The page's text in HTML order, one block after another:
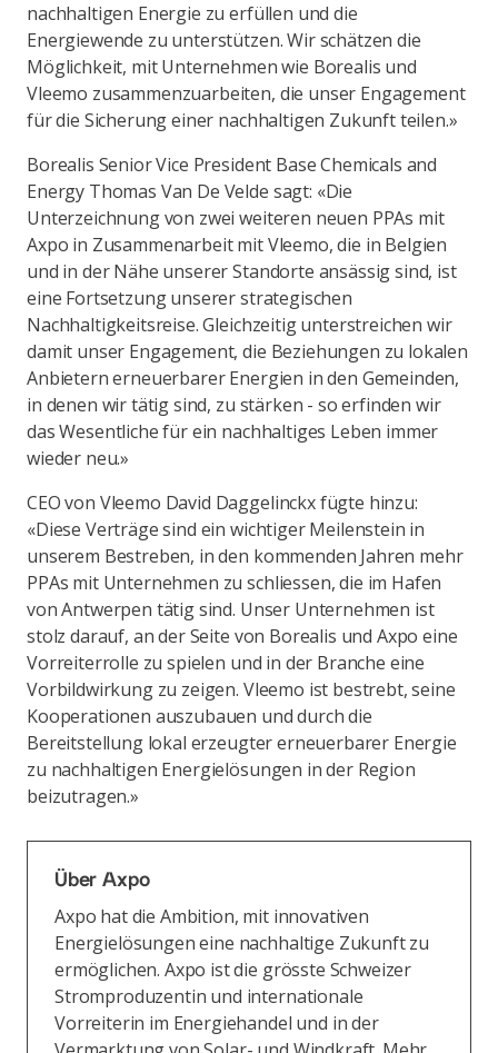
nachhaltigen Energie zu erfüllen und die
Energiewende zu unterstützen. Wir schätzen die
Möglichkeit, mit Unternehmen wie Borealis und
Vleemo zusammenzuarbeiten, die unser Engagement
für die Sicherung einer nachhaltigen Zukunft teilen.»
Borealis Senior Vice President Base Chemicals and
Energy Thomas Van De Velde sagt: «Die
Unterzeichnung von zwei weiteren neuen PPAs mit
Axpo in Zusammenarbeit mit Vleemo, die in Belgien
und in der Nähe unserer Standorte ansässig sind, ist
eine Fortsetzung unserer strategischen
Nachhaltigkeitsreise. Gleichzeitig unterstreichen wir
damit unser Engagement, die Beziehungen zu lokalen
Anbietern erneuerbarer Energien in den Gemeinden,
in denen wir tätig sind, zu stärken - so erfinden wir
das Wesentliche für ein nachhaltiges Leben immer
wieder neu.»
CEO von Vleemo David Daggelinckx fügte hinzu:
«Diese Verträge sind ein wichtiger Meilenstein in
unserem Bestreben, in den kommenden Jahren mehr
PPAs mit Unternehmen zu schliessen, die im Hafen
von Antwerpen tätig sind. Unser Unternehmen ist
stolz darauf, an der Seite von Borealis und Axpo eine
Vorreiterrolle zu spielen und in der Branche eine
Vorbildwirkung zu zeigen. Vleemo ist bestrebt, seine
Kooperationen auszubauen und durch die
Bereitstellung lokal erzeugter erneuerbarer Energie
zu nachhaltigen Energielösungen in der Region
beizutragen.»
Über Axpo
Axpo hat die Ambition, mit innovativen
Energielösungen eine nachhaltige Zukunft zu
ermöglichen. Axpo ist die grösste Schweizer
Stromproduzentin und internationale
Vorreiterin im Energiehandel und in der